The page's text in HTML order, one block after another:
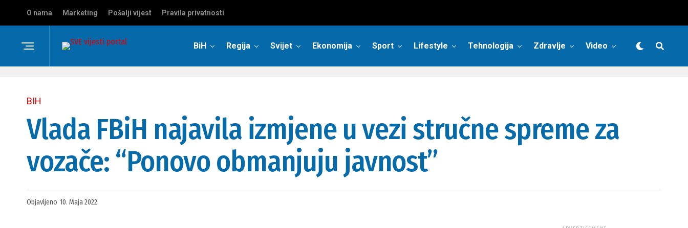
O nama Marketing Pošalji vijest Pravila privatnosti
BiH Regija Svijet Ekonomija Sport Lifestyle Tehnologija Zdravlje Video
BIH
Vlada FBiH najavila izmjene u vezi stručne spreme za
vozače: “Ponovo obmanjuju javnost”
Objavljeno 10. Maja 2022.